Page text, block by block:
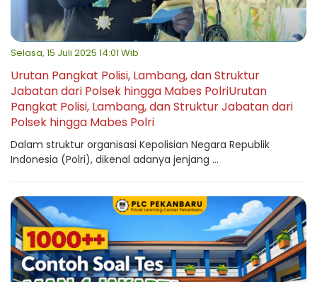
Selasa, 15 Juli 2025 14:01 Wib
Urutan Pangkat Polisi, Lambang, dan Struktur
Jabatan dari Polsek hingga Mabes PolriUrutan
Pangkat Polisi, Lambang, dan Struktur Jabatan dari
Polsek hingga Mabes Polri
Dalam struktur organisasi Kepolisian Negara Republik
Indonesia (Polri), dikenal adanya jenjang ...